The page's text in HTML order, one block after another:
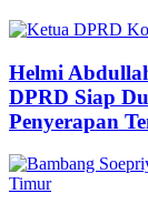
Helmi
DPRD Siap
Penyerapan